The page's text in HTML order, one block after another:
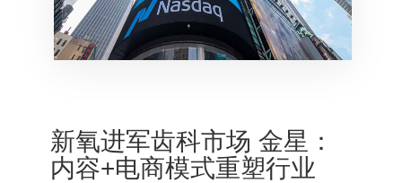
新氧进军齿科市场 金星：
内容+电商模式重塑行业